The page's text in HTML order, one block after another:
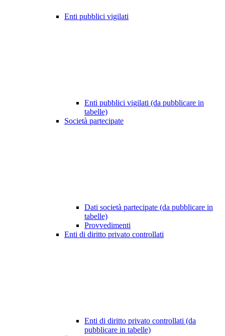
Enti pubblici vigilati
Enti pubblici vigilati (da pubblicare in
tabelle)
Società partecipate
Dati società partecipate (da pubblicare in
tabelle)
Provvedimenti
Enti di diritto privato controllati
Enti di diritto privato controllati (da
pubblicare in tabelle)